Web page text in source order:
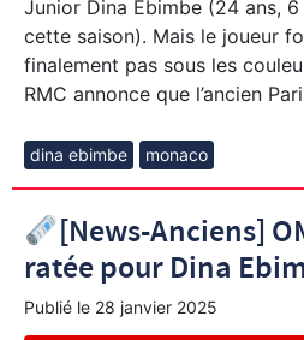
Junior Dina Ebimbe (24 ans,
cette saison). Mais le joueur
finalement pas sous les
RMC annonce que l’ancien
dina ebimbe monaco
[News-Anciens]
ratée pour Dina
Publié le 28 janvier 2025